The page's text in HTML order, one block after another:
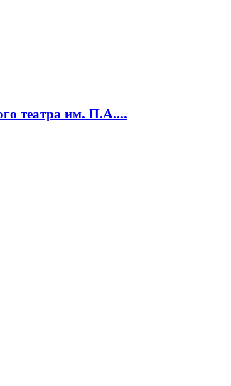
театра им. П.А....